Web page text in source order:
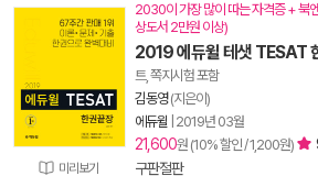
미리보기
2030이 가장 많이 따는 자격증 + 북
상도서 2만원 이상)
2019 에듀윌 테샛 TESAT
트, 쪽지시험 포함
김동영(지은이)
에듀윌 2019년 03월
21,600원 (10% 할인 / 1,200원)
구판절판